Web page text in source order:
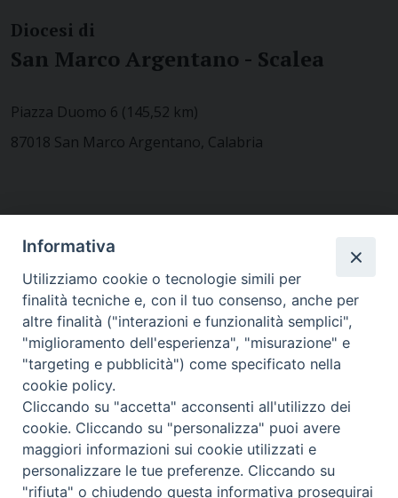
Diocesi di
San Marco Argentano - Scalea
Piazza Duomo 6 (145,52 km)
87018 San Marco Argentano, Calabria
MODULISTICA
WEBMAIL
RENDICONTO 8X1000
Informativa
Utilizziamo cookie o tecnologie simili per
finalità tecniche e, con il tuo consenso, anche per
altre finalità ("interazioni e funzionalità semplici",
"miglioramento dell'esperienza", "misurazione" e
"targeting e pubblicità") come specificato nella
cookie policy.
Cliccando su "accetta" acconsenti all'utilizzo dei
cookie. Cliccando su "personalizza" puoi avere
maggiori informazioni sui cookie utilizzati e
personalizzare le tue preferenze. Cliccando su
"rifiuta" o chiudendo questa informativa proseguirai